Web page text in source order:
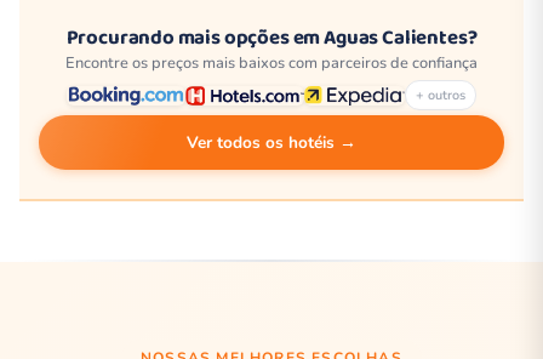
Procurando mais opções em Aguas Calientes?
Encontre os preços mais baixos com parceiros de confiança
+ outros
Ver todos os hotéis →